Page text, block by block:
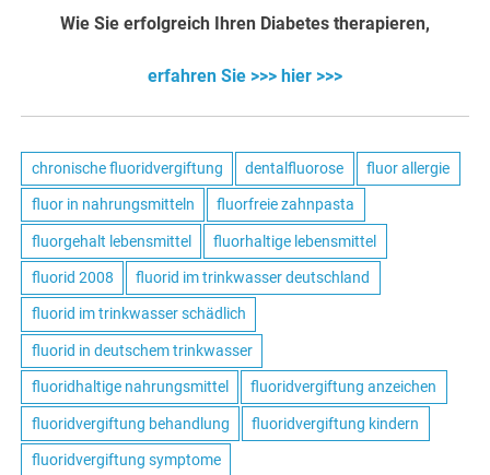
Wie Sie erfolgreich Ihren Diabetes therapieren,
erfahren Sie >>> hier >>>
chronische fluoridvergiftung dentalfluorose fluor allergie
fluor in nahrungsmitteln fluorfreie zahnpasta
fluorgehalt lebensmittel fluorhaltige lebensmittel
fluorid 2008 fluorid im trinkwasser deutschland
fluorid im trinkwasser schädlich
fluorid in deutschem trinkwasser
fluoridhaltige nahrungsmittel fluoridvergiftung anzeichen
fluoridvergiftung behandlung fluoridvergiftung kindern
fluoridvergiftung symptome